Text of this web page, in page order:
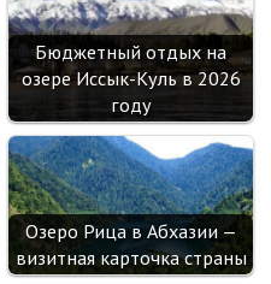
Бюджетный отдых на
озере Иссык-Куль в 2026
году
Озеро Рица в Абхазии —
визитная карточка страны